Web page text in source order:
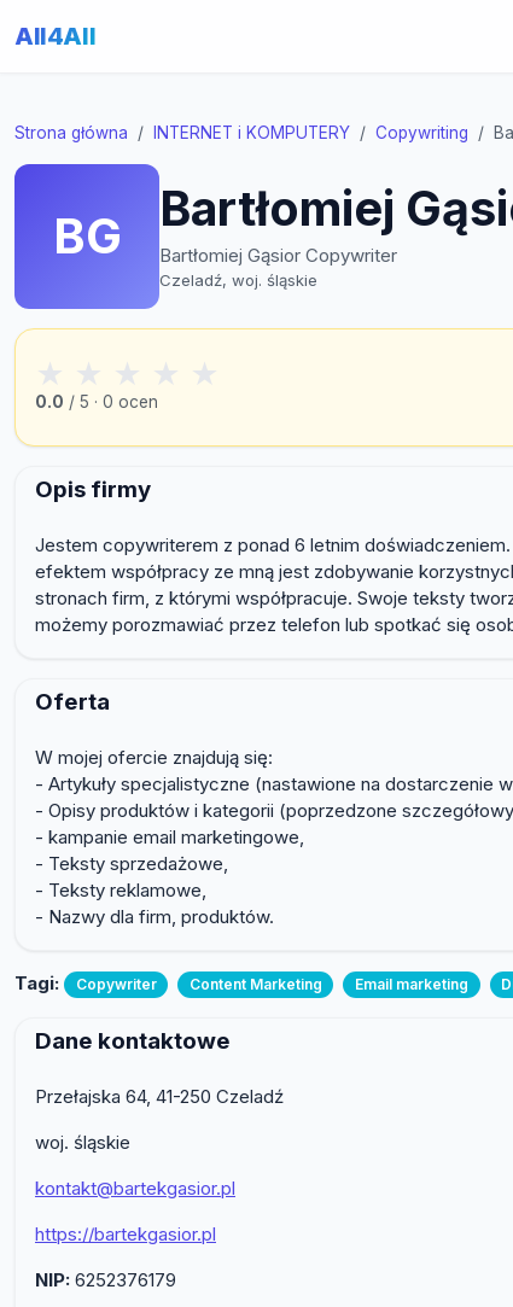
All4All
Strona główna INTERNET i KOMPUTERY Copywriting
BG Bartłomiej
Bartłomiej Gąsior Copywriter
Czeladź, woj. śląskie
★ ★ ★ ★ ★
0.0 / 5 · 0 ocen
Opis firmy
Jestem copywriterem z ponad 6 letnim
efektem współpracy ze mną jest zdobywanie
stronach firm, z którymi współpracuje. Swoje teksty
możemy porozmawiać przez telefon lub spotkać się
Oferta
W mojej ofercie znajdują się:
- Artykuły specjalistyczne (nastawione na dostarczenie
- Opisy produktów i kategorii (poprzedzone
- kampanie email marketingowe,
- Teksty sprzedażowe,
- Teksty reklamowe,
- Nazwy dla firm, produktów.
Tagi: Copywriter Content Marketing Email marketing
Dane kontaktowe
Przełajska 64, 41-250 Czeladź
woj. śląskie
kontakt@bartekgasior.pl
https://bartekgasior.pl
NIP: 6252376179